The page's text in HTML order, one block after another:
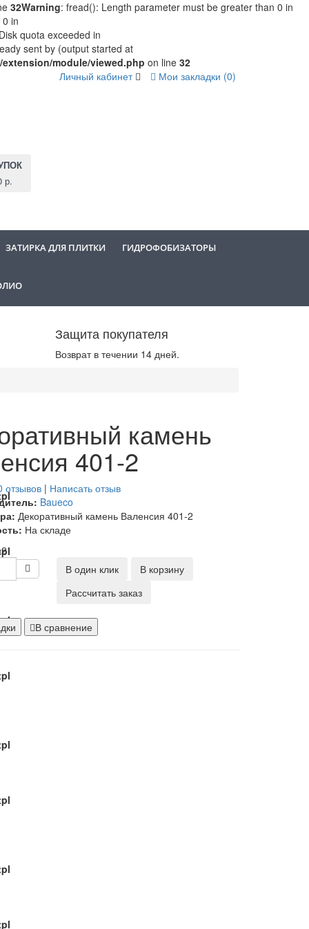
32Warning: fread(): Length parameter must be greater than 0 in
in
quota exceeded in
sent by (output started at
module/viewed.php on line 32
Личный кабинет Мои закладки (0)
р.
ЗАТИРКА ДЛЯ ПЛИТКИ ГИДРОФОБИЗАТОРЫ
Защита покупателя
Возврат в течении 14 дней.
камень
401-2
отзывов| Написать отзыв
Baueco
Декоративный камень Валенсия 401-2
На складе
В один клик
В корзину
Рассчитать заказ
В сравнение